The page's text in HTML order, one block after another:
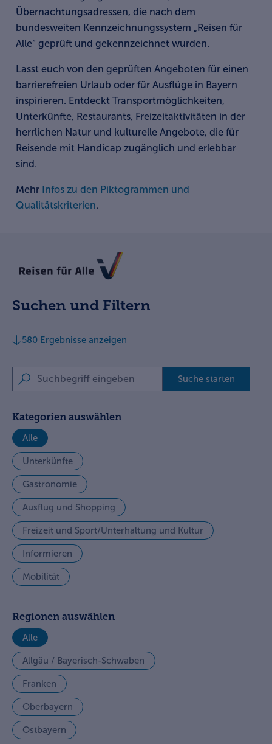
Übernachtungsadressen, die nach dem
bundesweiten Kennzeichnungssystem „Reisen für
Alle“ geprüft und gekennzeichnet wurden.
Lasst euch von den geprüften Angeboten für einen
barrierefreien Urlaub oder für Ausflüge in Bayern
inspirieren. Entdeckt Transportmöglichkeiten,
Unterkünfte, Restaurants, Freizeitaktivitäten in der
herrlichen Natur und kulturelle Angebote, die für
Reisende mit Handicap zugänglich und erlebbar
sind.
Mehr Infos zu den Piktogrammen und
Qualitätskriterien.
Suchen und Filtern
www.reisen-fuer-alle.de
580 Ergebnisse anzeigen
Suchbegriff eingeben Suche starten
Kategorien auswählen
Alle
Unterkünfte
Gastronomie
Ausflug und Shopping
Freizeit und Sport/Unterhaltung und Kultur
Informieren
Mobilität
Regionen auswählen
Alle
Allgäu / Bayerisch-Schwaben
Franken
Oberbayern
Ostbayern